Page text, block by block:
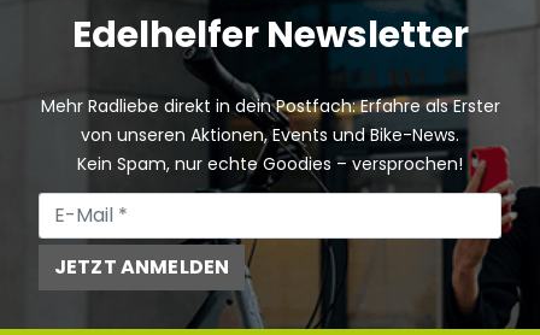
Edelhelfer Newsletter
Mehr Radliebe direkt in dein Postfach: Erfahre als Erster
von unseren Aktionen, Events und Bike-News.
Kein Spam, nur echte Goodies – versprochen!
JETZT ANMELDEN